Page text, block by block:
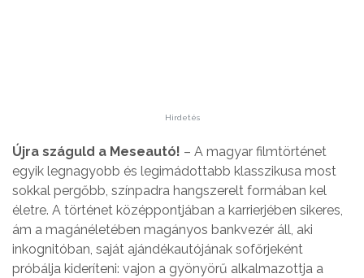
Hirdetés
Újra száguld a Meseautó! – A magyar filmtörténet
egyik legnagyobb és legimádottabb klasszikusa most
sokkal pergőbb, színpadra hangszerelt formában kel
életre. A történet középpontjában a karrierjében sikeres,
ám a magánéletében magányos bankvezér áll, aki
inkognitóban, saját ajándékautójának sofőrjeként
próbálja kideríteni: vajon a gyönyörű alkalmazottja a